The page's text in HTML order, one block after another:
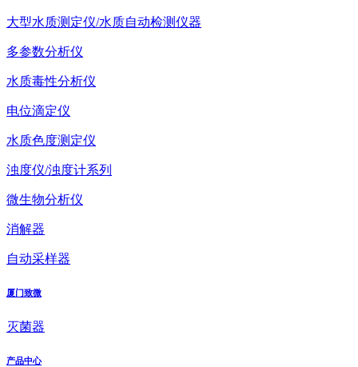
大型水质测定仪/水质自动检测仪器
多参数分析仪
水质毒性分析仪
电位滴定仪
水质色度测定仪
浊度仪/浊度计系列
微生物分析仪
消解器
自动采样器
厦门致微
灭菌器
产品中心